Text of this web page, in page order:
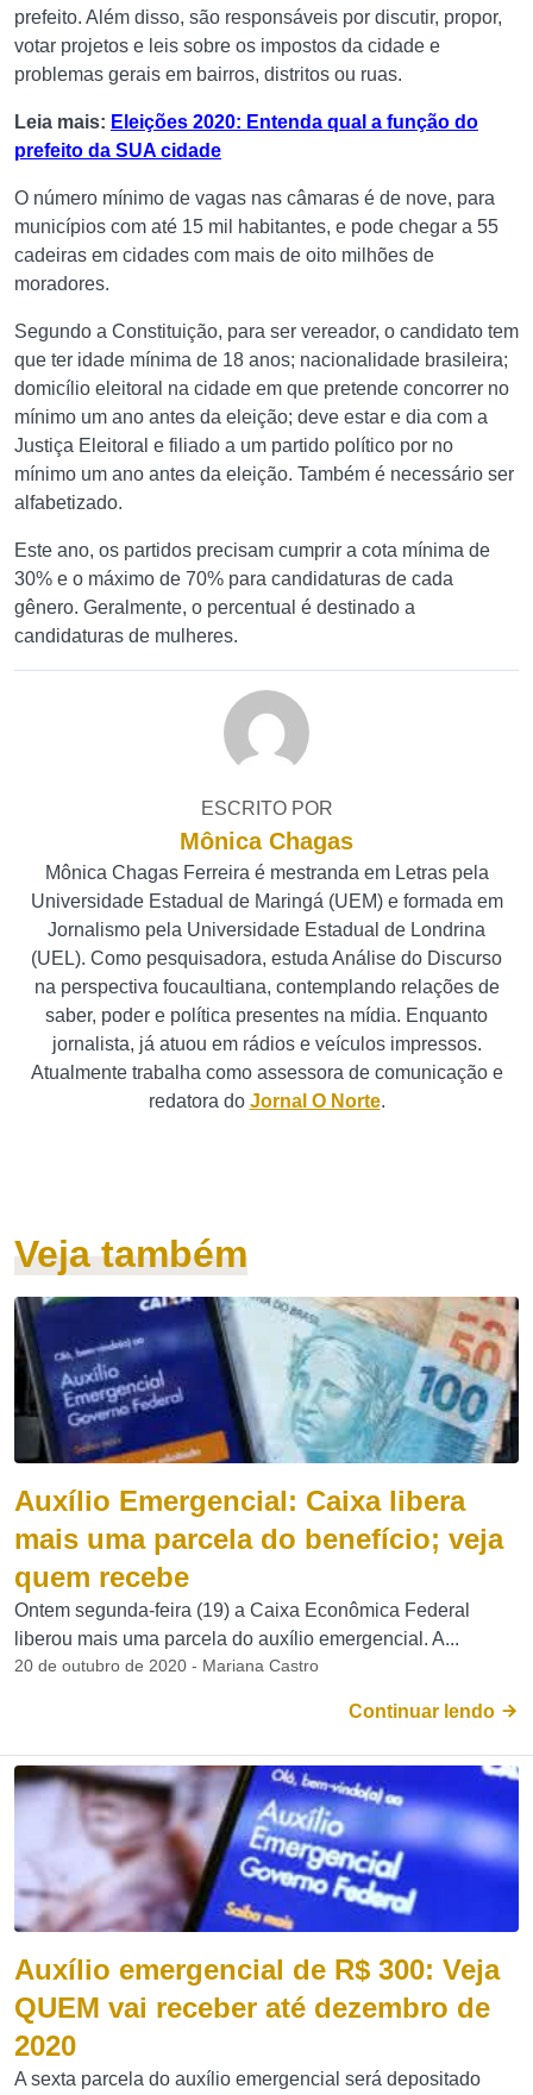
prefeito. Além disso, são responsáveis por discutir, propor,
votar projetos e leis sobre os impostos da cidade e
problemas gerais em bairros, distritos ou ruas.
Leia mais: Eleições 2020: Entenda qual a função do
prefeito da SUA cidade
O número mínimo de vagas nas câmaras é de nove, para
municípios com até 15 mil habitantes, e pode chegar a 55
cadeiras em cidades com mais de oito milhões de
moradores.
Segundo a Constituição, para ser vereador, o candidato tem
que ter idade mínima de 18 anos; nacionalidade brasileira;
domicílio eleitoral na cidade em que pretende concorrer no
mínimo um ano antes da eleição; deve estar e dia com a
Justiça Eleitoral e filiado a um partido político por no
mínimo um ano antes da eleição. Também é necessário ser
alfabetizado.
Este ano, os partidos precisam cumprir a cota mínima de
30% e o máximo de 70% para candidaturas de cada
gênero. Geralmente, o percentual é destinado a
candidaturas de mulheres.
ESCRITO POR
Mônica Chagas
Mônica Chagas Ferreira é mestranda em Letras pela
Universidade Estadual de Maringá (UEM) e formada em
Jornalismo pela Universidade Estadual de Londrina
(UEL). Como pesquisadora, estuda Análise do Discurso
na perspectiva foucaultiana, contemplando relações de
saber, poder e política presentes na mídia. Enquanto
jornalista, já atuou em rádios e veículos impressos.
Atualmente trabalha como assessora de comunicação e
redatora do Jornal O Norte.
Veja também
Auxílio Emergencial: Caixa libera
mais uma parcela do benefício; veja
quem recebe
Ontem segunda-feira (19) a Caixa Econômica Federal
liberou mais uma parcela do auxílio emergencial. A...
20 de outubro de 2020 - Mariana Castro
Continuar lendo
Auxílio emergencial de R$ 300: Veja
QUEM vai receber até dezembro de
2020
A sexta parcela do auxílio emergencial será depositado